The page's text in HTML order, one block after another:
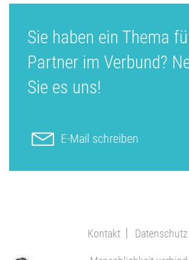
Sie haben ein Thema
Partner im Verbund?
Sie es uns!
E-Mail schreiben
Kontakt Datenschutz